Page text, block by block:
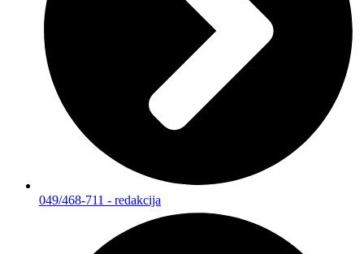
049/468-711 - redakcija